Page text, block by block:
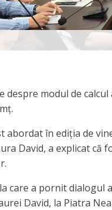
despre modul de
abordat în ediția de
David, a explicat că
care a pornit dialogul
David, la Piatra